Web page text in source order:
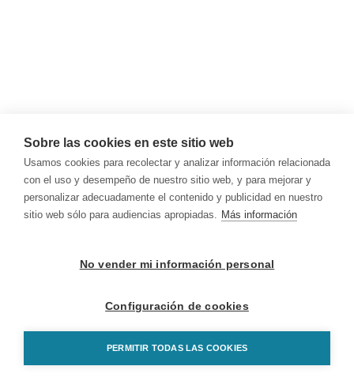
Sobre las cookies en este sitio web
Usamos cookies para recolectar y analizar información relacionada
con el uso y desempeño de nuestro sitio web, y para mejorar y
personalizar adecuadamente el contenido y publicidad en nuestro
sitio web sólo para audiencias apropiadas. Más información
No vender mi información personal
Configuración de cookies
PERMITIR TODAS LAS COOKIES